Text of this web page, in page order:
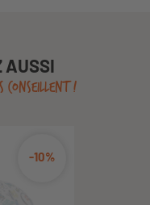
AUSSI
CONSEILLENT !
-10%